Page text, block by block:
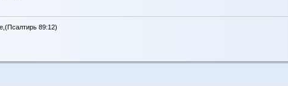
89:12)